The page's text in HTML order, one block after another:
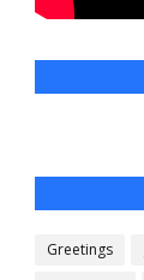
Greetings